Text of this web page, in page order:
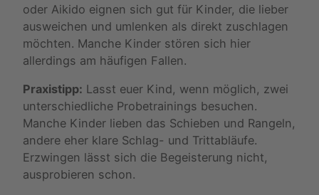
oder Aikido eignen sich gut für Kinder, die lieber
ausweichen und umlenken als direkt zuschlagen
möchten. Manche Kinder stören sich hier
allerdings am häufigen Fallen.
Praxistipp: Lasst euer Kind, wenn möglich, zwei
unterschiedliche Probetrainings besuchen.
Manche Kinder lieben das Schieben und Rangeln,
andere eher klare Schlag- und Trittabläufe.
Erzwingen lässt sich die Begeisterung nicht,
ausprobieren schon.